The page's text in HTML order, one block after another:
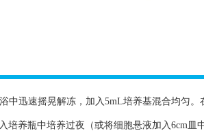
迅速摇晃解冻，加入5mL培养基混合均匀。
培养瓶中培养过夜（或将细胞悬液加入6cm皿